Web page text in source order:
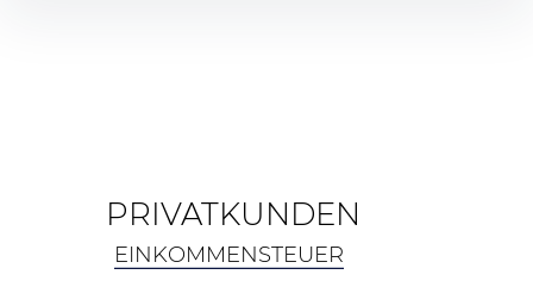
PRIVATKUNDEN
EINKOMMENSTEUER